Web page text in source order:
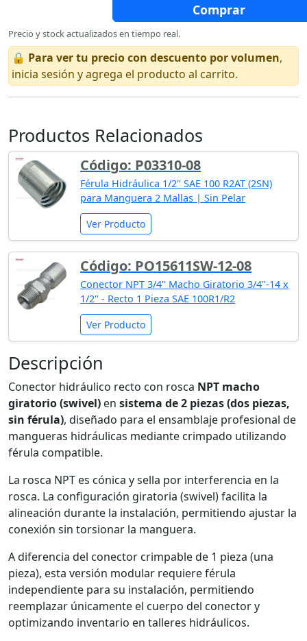
Comprar
Precio y stock actualizados en tiempo real.
🔒 Para ver tu precio con descuento por volumen,
inicia sesión y agrega el producto al carrito.
Productos Relacionados
Código: P03310-08
Férula Hidráulica 1/2" SAE 100 R2AT (2SN)
para Manguera 2 Mallas | Sin Pelar
Ver Producto
Código: PO15611SW-12-08
Conector NPT 3/4" Macho Giratorio 3/4"-14 x
1/2" - Recto 1 Pieza SAE 100R1/R2
Ver Producto
Descripción
Conector hidráulico recto con rosca NPT macho
giratorio (swivel) en sistema de 2 piezas (dos piezas,
sin férula), diseñado para el ensamblaje profesional de
mangueras hidráulicas mediante crimpado utilizando
férula compatible.
La rosca NPT es cónica y sella por interferencia en la
rosca. La configuración giratoria (swivel) facilita la
alineación durante la instalación, permitiendo ajustar la
conexión sin torsionar la manguera.
A diferencia del conector crimpable de 1 pieza (una
pieza), esta versión modular requiere férula
independiente para su instalación, permitiendo
reemplazar únicamente el cuerpo del conector y
optimizando inventario en talleres hidráulicos.